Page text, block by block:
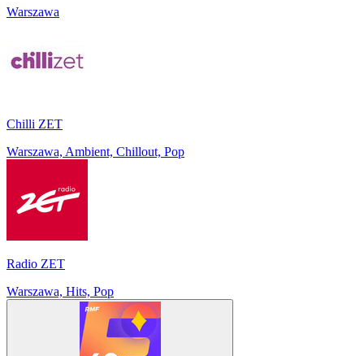
Warszawa
Chilli ZET
Warszawa, Ambient, Chillout, Pop
Radio ZET
Warszawa, Hits, Pop